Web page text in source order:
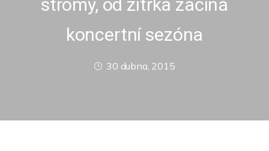
stromy, od zítřka začíná
koncertní sezóna
30 dubna, 2015